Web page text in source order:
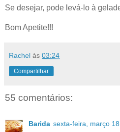
Se desejar, pode levá-lo à
Bom Apetite!!!
Rachel às 03:24
Compartilhar
55 comentários:
Barida sexta-feira, março